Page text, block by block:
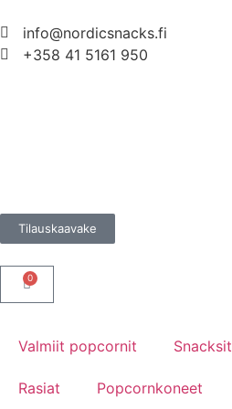
info@nordicsnacks.fi
+358 41 5161 950
Tilauskaavake
0
Valmiit popcornit Snacksit
Rasiat Popcornkoneet